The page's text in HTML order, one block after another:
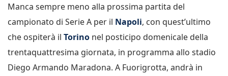
Manca sempre meno alla prossima partita del
campionato di Serie A per il Napoli, con quest’ultimo
che ospiterà il Torino nel posticipo domenicale della
trentaquattresima giornata, in programma allo stadio
Diego Armando Maradona. A Fuorigrotta, andrà in